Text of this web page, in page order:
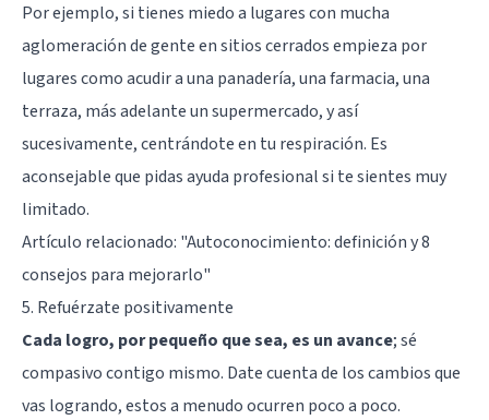
Por ejemplo, si tienes miedo a lugares con mucha
aglomeración de gente en sitios cerrados empieza por
lugares como acudir a una panadería, una farmacia, una
terraza, más adelante un supermercado, y así
sucesivamente, centrándote en tu respiración. Es
aconsejable que pidas ayuda profesional si te sientes muy
limitado.
Artículo relacionado: "Autoconocimiento: definición y 8
consejos para mejorarlo"
5. Refuérzate positivamente
Cada logro, por pequeño que sea, es un avance; sé
compasivo contigo mismo. Date cuenta de los cambios que
vas logrando, estos a menudo ocurren poco a poco.